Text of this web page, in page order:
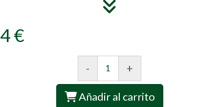
4 €
- +
Añadir al carrito